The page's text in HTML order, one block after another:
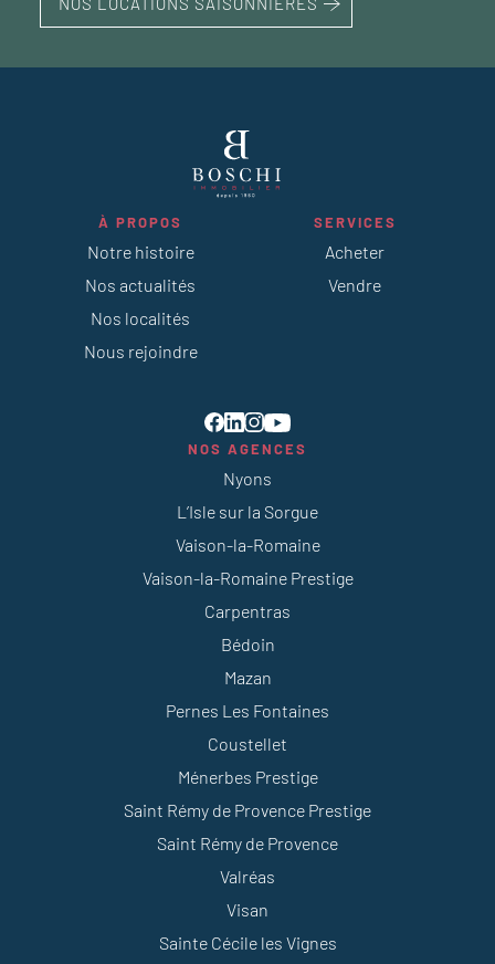
À PROPOS
Notre histoire
Nos actualités
Nos localités
Nous rejoindre
SERVICES
Acheter
Vendre
NOS AGENCES
Nyons
L’Isle sur la Sorgue
Vaison-la-Romaine
Vaison-la-Romaine Prestige
Carpentras
Bédoin
Mazan
Pernes Les Fontaines
Coustellet
Ménerbes Prestige
Saint Rémy de Provence Prestige
Saint Rémy de Provence
Valréas
Visan
Sainte Cécile les Vignes